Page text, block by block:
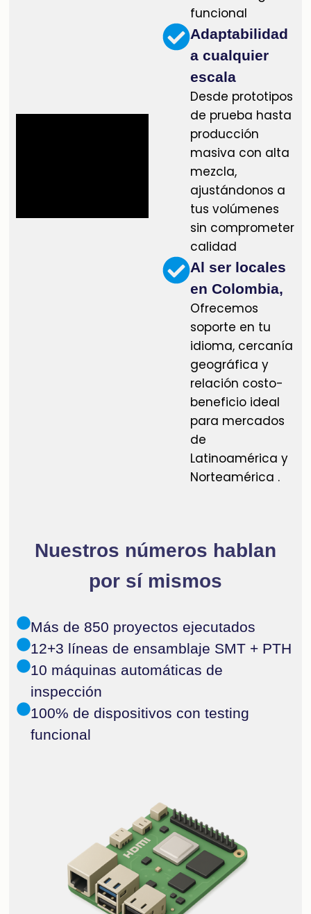
funcional
Adaptabilidad
a cualquier
escala
Desde prototipos
de prueba hasta
producción
masiva con alta
mezcla,
ajustándonos a
tus volúmenes
sin comprometer
calidad
Al ser locales
en Colombia,
Ofrecemos
soporte en tu
idioma, cercanía
geográfica y
relación costo-
beneficio ideal
para mercados
de
Latinoamérica y
Norteamérica .
Nuestros números hablan
por sí mismos
Más de 850 proyectos ejecutados
12+3 líneas de ensamblaje SMT + PTH
10 máquinas automáticas de
inspección
100% de dispositivos con testing
funcional